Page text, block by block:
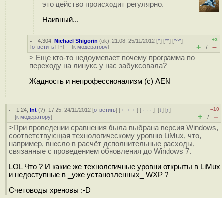
это действо происходит регулярно.
Наивный...
4.304 ,Michael Shigorin (ok), 21:08, 25/11/2012 [^] [^^] [^^^]
[ответить] [↑] [к модератору]
+3
+ / –
> Еще кто-то недоумевает почему программа по
переходу на линукс у нас забуксовала?
Жадность и непрофессионализм (c) AEN
1.24 ,Int (?), 17:25, 24/11/2012 [ответить] [ ﹢﹢﹢] [ · · ·][↓] [↑]
[к модератору]
–10
+ / –
>При проведении сравнения была выбрана версия Windows,
соответствующая технологическому уровню LiMux, что,
например, внесло в расчёт дополнительные расходы,
связанные с проведением обновления до Windows 7.
LOL Что ? И какие же технологичные уровни открыты в LiMux
и недоступные в _уже установленных_ WXP ?
Счетоводы хреновы :-D